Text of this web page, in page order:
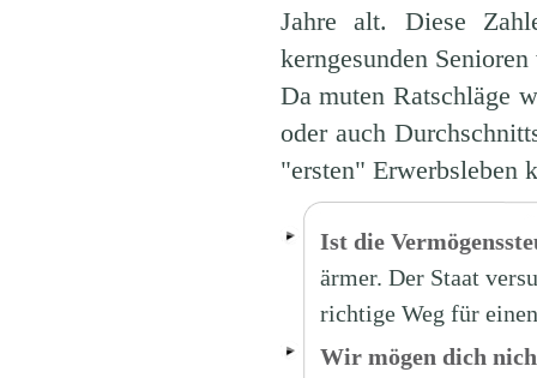
Jahre alt. Diese
kerngesunden
Da muten Ratschläge
oder auch
"ersten" Erwerbsleben
Ist die
ärmer. Der Staat
richtige Weg für
Wir mögen dich